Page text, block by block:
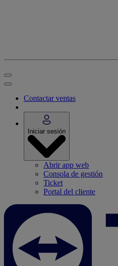
Contactar ventas
Iniciar sesión
Abrir app web
Consola de gestión
Ticket
Portal del cliente